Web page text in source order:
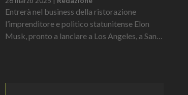
Entrerà nel business della ristorazione
l’imprenditore e politico statunitense Elon
Musk, pronto a lanciare a Los Angeles, a Santa